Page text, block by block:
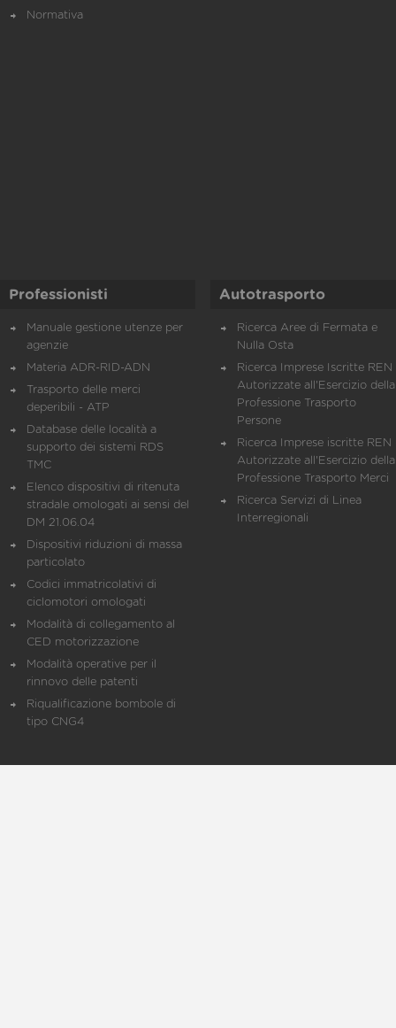
Normativa
Professionisti
Manuale gestione utenze per
agenzie
Materia ADR-RID-ADN
Trasporto delle merci
deperibili - ATP
Database delle località a
supporto dei sistemi RDS
TMC
Elenco dispositivi di ritenuta
stradale omologati ai sensi del
DM 21.06.04
Dispositivi riduzioni di massa
particolato
Codici immatricolativi di
ciclomotori omologati
Modalità di collegamento al
CED motorizzazione
Modalità operative per il
rinnovo delle patenti
Riqualificazione bombole di
tipo CNG4
Autotrasporto
Ricerca Aree di Fermata e
Nulla Osta
Ricerca Imprese Iscritte REN
Autorizzate all'Esercizio della
Professione Trasporto
Persone
Ricerca Imprese iscritte REN
Autorizzate all'Esercizio della
Professione Trasporto Merci
Ricerca Servizi di Linea
Interregionali